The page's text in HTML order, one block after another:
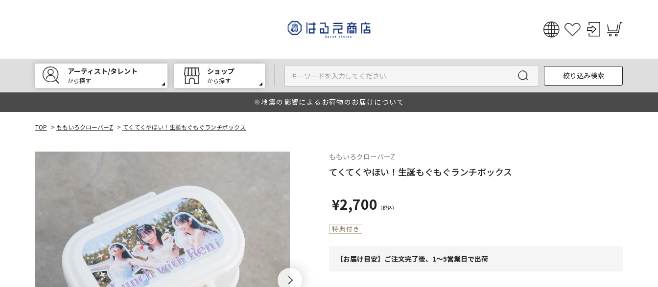
English
한국어
アーティスト/タレント
から探す
ショップ
から探す
絞り込み検索
※地震の影響によるお荷物のお届けについて
TOP > ももいろクローバーZ > てくてくやほい！生誕もぐもぐランチボックス
ももいろクローバーZ
てくてくやほい！生誕もぐもぐランチボックス
¥2,700
【お届け目安】ご注文完了後、1～5営業日で出荷